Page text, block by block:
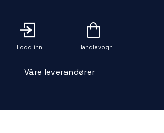
Logg inn Handlevogn
Våre leverandører